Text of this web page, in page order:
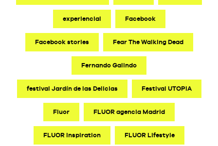
experiencial Facebook
Facebook stories Fear The Walking Dead
Fernando Galindo
festival Jardín de las Delicias Festival UTOPIA
Fluor FLUOR agencia Madrid
FLUOR Inspiration FLUOR Lifestyle